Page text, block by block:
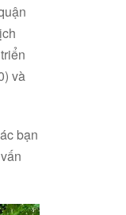
và
bạn